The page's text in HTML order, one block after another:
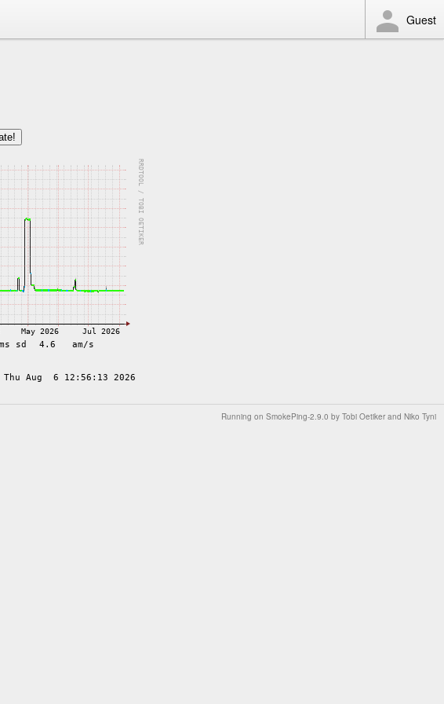
Guest
Running on SmokePing-2.9.0 by Tobi Oetiker and Niko Tyni